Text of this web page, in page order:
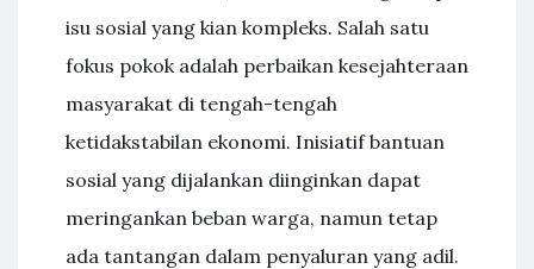
isu sosial yang kian kompleks. Salah satu
fokus pokok adalah perbaikan kesejahteraan
masyarakat di tengah-tengah
ketidakstabilan ekonomi. Inisiatif bantuan
sosial yang dijalankan diinginkan dapat
meringankan beban warga, namun tetap
ada tantangan dalam penyaluran yang adil.